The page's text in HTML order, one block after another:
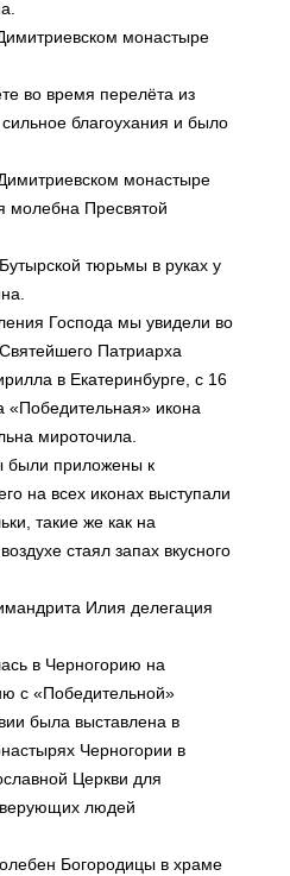
монастыре
во время перелёта из
благоухания и было
монастыре
молебна Пресвятой
тюрьмы в руках у
Господа мы увидели во
Патриарха
в Екатеринбурге, с 16
икона
мироточила.
были приложены к
на всех иконах выступали
такие же как на
стаял запах вкусного
Илия делегация
в Черногорию на
с «Победительной»
была выставлена в
Черногории в
Церкви для
верующих людей
Богородицы в храме